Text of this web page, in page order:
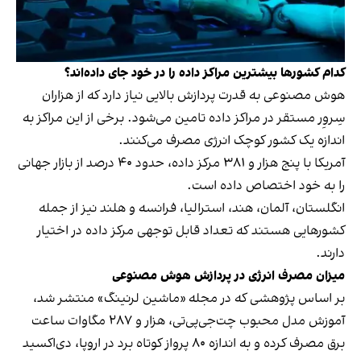
کدام کشورها بیشترین مراکز داده را در خود جای داده‌اند؟
هوش مصنوعی به قدرت پردازش بالایی نیاز دارد که از هزاران
سِروِر مستقر در مراکز داده تامین می‌شود. برخی از این مراکز به
اندازه یک کشور کوچک انرژی مصرف می‌کنند.
آمریکا با پنج هزار و ۳۸۱ مرکز داده، حدود ۴۰ درصد از بازار جهانی
را به خود اختصاص داده‌ است.
انگلستان، آلمان، هند، استرالیا، فرانسه و هلند نیز از جمله
کشورهایی هستند که تعداد قابل توجهی مرکز داده در اختیار
دارند.
میزان مصرف انرژی در پردازش هوش مصنوعی
بر اساس پژوهشی که در مجله «ماشین لرنینگ» منتشر شد،
آموزش مدل محبوب چت‌جی‌پی‌تی، هزار و ۲۸۷ مگاوات ساعت
برق مصرف کرده و به اندازه ۸۰ پرواز کوتاه برد در اروپا، دی‌اکسید